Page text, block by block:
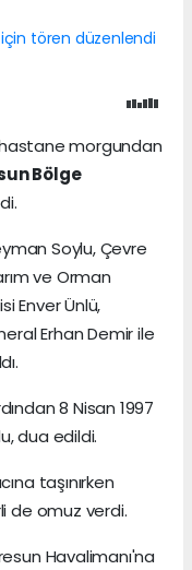
hastane morgundan
Bölge
Soylu, Çevre
ve Orman
Enver Ünlü,
Erhan Demir ile
8 Nisan 1997
dua edildi.
taşınırken
de omuz verdi.
Havalimanı'na